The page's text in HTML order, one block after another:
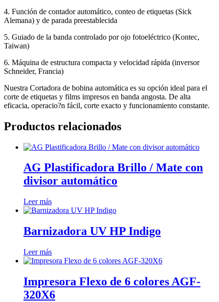
4. Función de contador automático, conteo de etiquetas (Sick
Alemana) y de parada preestablecida
5. Guiado de la banda controlado por ojo fotoeléctrico (Kontec,
Taiwan)
6. Máquina de estructura compacta y velocidad rápida (inversor
Schneider, Francia)
Nuestra Cortadora de bobina automática es su opción ideal para el
corte de etiquetas y films impresos en banda angosta. De alta
eficacia, operacio?n fácil, corte exacto y funcionamiento constante.
Productos relacionados
AG Plastificadora Brillo / Mate con
divisor automático
Leer más
Barnizadora UV HP Indigo
Leer más
Impresora Flexo de 6 colores AGF-
320X6